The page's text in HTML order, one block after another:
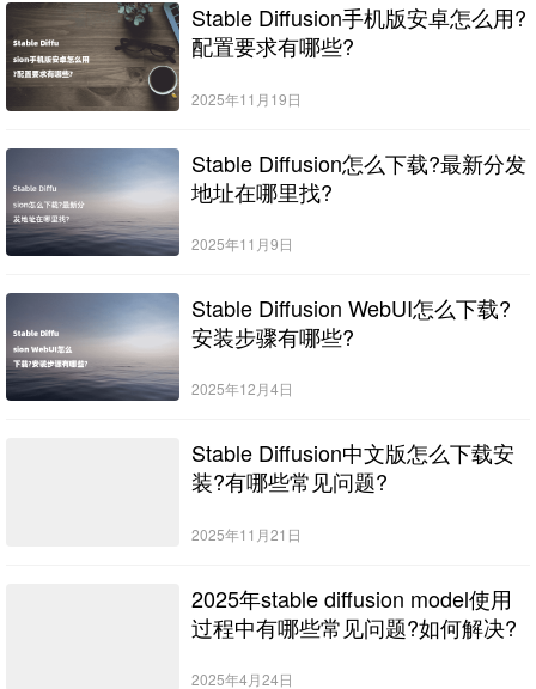
Stable Diffusion手机版安卓怎么用?
配置要求有哪些?
2025年11月19日
Stable Diffusion怎么下载?最新分发
地址在哪里找?
2025年11月9日
Stable Diffusion WebUI怎么下载?
安装步骤有哪些?
2025年12月4日
Stable Diffusion中文版怎么下载安
装?有哪些常见问题?
2025年11月21日
2025年stable diffusion model使用
过程中有哪些常见问题?如何解决?
2025年4月24日